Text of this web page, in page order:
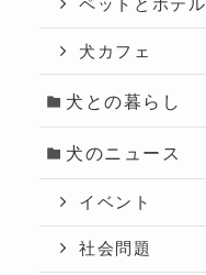
ペットとホテル
犬カフェ
犬との暮らし
犬のニュース
イベント
社会問題